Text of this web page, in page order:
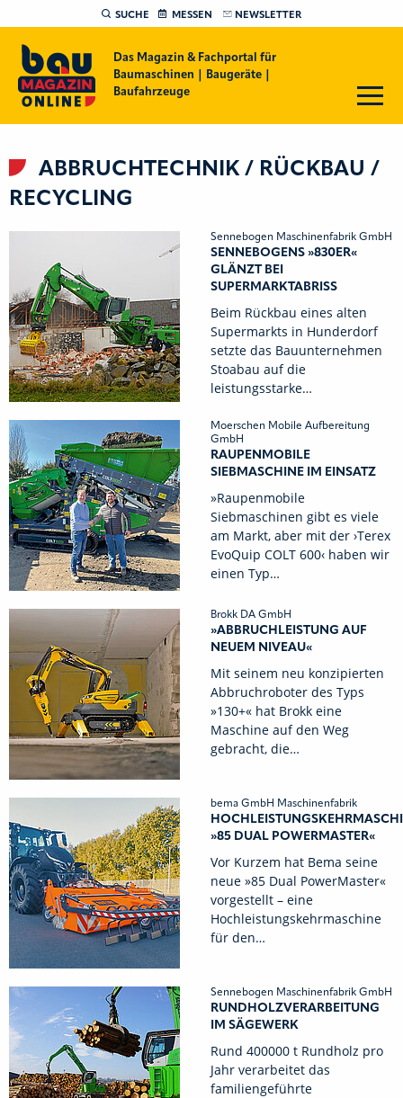
SUCHE MESSEN NEWSLETTER
Das Magazin & Fachportal für
Baumaschinen | Baugeräte |
Baufahrzeuge
ABBRUCHTECHNIK / RÜCKBAU /
RECYCLING
Sennebogen Maschinenfabrik GmbH
SENNEBOGENS »830ER«
GLÄNZT BEI
SUPERMARKTABRISS
Beim Rückbau eines alten
Supermarkts in Hunderdorf
setzte das Bauunternehmen
Stoabau auf die
leistungsstarke…
Moerschen Mobile Aufbereitung
GmbH
RAUPENMOBILE
SIEBMASCHINE IM EINSATZ
»Raupenmobile
Siebmaschinen gibt es viele
am Markt, aber mit der ›Terex
EvoQuip COLT 600‹ haben wir
einen Typ…
Brokk DA GmbH
»ABBRUCHLEISTUNG AUF
NEUEM NIVEAU«
Mit seinem neu konzipierten
Abbruchroboter des Typs
»130+« hat Brokk eine
Maschine auf den Weg
gebracht, die…
bema GmbH Maschinenfabrik
»85 DUAL POWERMASTER«
Vor Kurzem hat Bema seine
neue »85 Dual PowerMaster«
vorgestellt – eine
Hochleistungskehrmaschine
für den…
Sennebogen Maschinenfabrik GmbH
RUNDHOLZVERARBEITUNG
IM SÄGEWERK
Rund 400000 t Rundholz pro
Jahr verarbeitet das
familiengeführte